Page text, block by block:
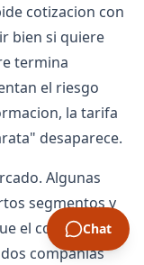
cotizacion con
bien si quiere
termina
el riesgo
la tarifa
desaparece.
Algunas
segmentos y
el conductor no
companias
Chat